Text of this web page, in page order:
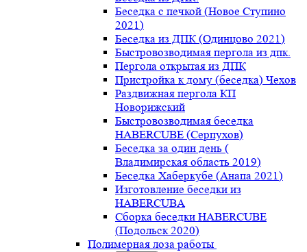
Беседка с печкой (Новое Ступино
2021)
Беседка из ДПК (Одинцово 2021)
Быстровозводимая пергола из дпк.
Пергола открытая из ДПК
Пристройка к дому (беседка) Чехов
Раздвижная пергола КП
Новорижский
Быстровозводимая беседка
HABERCUBE (Серпухов)
Беседка за один день (
Владимирская область 2019)
Беседка Хаберкубе (Анапа 2021)
Изготовление беседки из
HABERCUBA
Сборка беседки HABERCUBE
(Подольск 2020)
Полимерная лоза работы